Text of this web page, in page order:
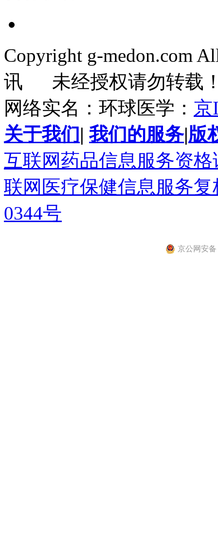
Copyright g-medon.com
讯 未经授权请勿转载
网络实名：环球医学： 京
关于我们 | 我们的服务|版
互联网药品信息服务资
联网医疗保健信息服务
0344号
京公网安备